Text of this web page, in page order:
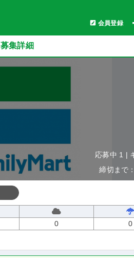
会員登録
募集詳細
応募中 1 |
締切まで
0 0